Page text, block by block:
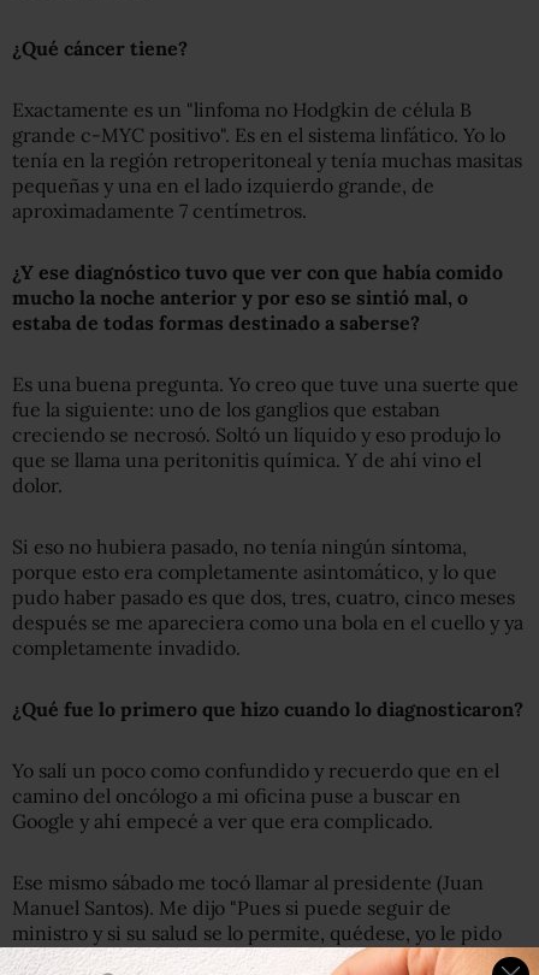
¿Qué cáncer tiene?
Exactamente es un "linfoma no Hodgkin de célula B
grande c-MYC positivo". Es en el sistema linfático. Yo lo
tenía en la región retroperitoneal y tenía muchas masitas
pequeñas y una en el lado izquierdo grande, de
aproximadamente 7 centímetros.
¿Y ese diagnóstico tuvo que ver con que había comido
mucho la noche anterior y por eso se sintió mal, o
estaba de todas formas destinado a saberse?
Es una buena pregunta. Yo creo que tuve una suerte que
fue la siguiente: uno de los ganglios que estaban
creciendo se necrosó. Soltó un líquido y eso produjo lo
que se llama una peritonitis química. Y de ahí vino el
dolor.
Si eso no hubiera pasado, no tenía ningún síntoma,
porque esto era completamente asintomático, y lo que
pudo haber pasado es que dos, tres, cuatro, cinco meses
después se me apareciera como una bola en el cuello y ya
completamente invadido.
¿Qué fue lo primero que hizo cuando lo diagnosticaron?
Yo salí un poco como confundido y recuerdo que en el
camino del oncólogo a mi oficina puse a buscar en
Google y ahí empecé a ver que era complicado.
Ese mismo sábado me tocó llamar al presidente (Juan
Manuel Santos). Me dijo "Pues si puede seguir de
ministro y si su salud se lo permite, quédese, yo le pido
que se quede".